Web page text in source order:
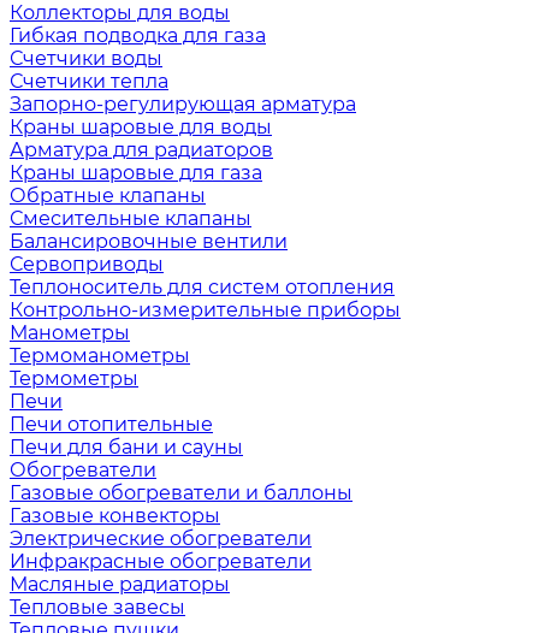
Коллекторы для воды
Гибкая подводка для газа
Счетчики воды
Счетчики тепла
Запорно-регулирующая арматура
Краны шаровые для воды
Арматура для радиаторов
Краны шаровые для газа
Обратные клапаны
Смесительные клапаны
Балансировочные вентили
Сервоприводы
Теплоноситель для систем отопления
Контрольно-измерительные приборы
Манометры
Термоманометры
Термометры
Печи
Печи отопительные
Печи для бани и сауны
Обогреватели
Газовые обогреватели и баллоны
Газовые конвекторы
Электрические обогреватели
Инфракрасные обогреватели
Масляные радиаторы
Тепловые завесы